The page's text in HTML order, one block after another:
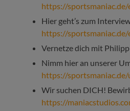
https://
Hier geht’s zum
https://
Vernetze dich mit
Nimm hier an unserer
https://
Wir suchen DICH!
https://